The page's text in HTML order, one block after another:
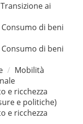
Transizione ai
Consumo di beni
Consumo di beni
Mobilità
e ricchezza
e politiche)
e ricchezza